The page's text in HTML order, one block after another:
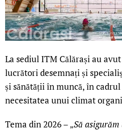
La sediul ITM Călărași au
lucrători desemnați și
și sănătății în muncă, în
necesitatea unui climat
Tema din 2026 – „Să